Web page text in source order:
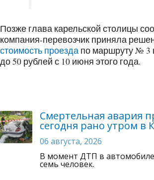
Позже глава карельской столицы
компания-перевозчик приняла
стоимость проезда по маршруту № 3
до 50 рублей с 10 июня этого года.
Смертельная авария
сегодня рано утром в
06 августа, 2026
В момент ДТП в
семь человек.